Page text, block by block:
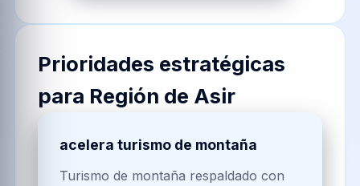
Prioridades estratégicas
para Región de Asir
acelera turismo de montaña
Turismo de montaña respaldado con